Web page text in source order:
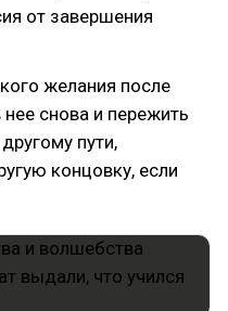
от завершения
желания после
снова и пережить
пути,
концовку, если